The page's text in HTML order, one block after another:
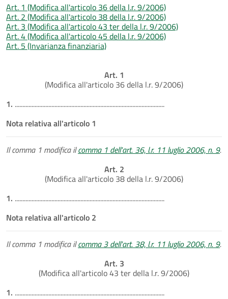
Art. 1 (Modifica all'articolo 36 della l.r. 9/2006)
Art. 2 (Modifica all'articolo 38 della l.r. 9/2006)
Art. 3 (Modifica all'articolo 43 ter della l.r. 9/2006)
Art. 4 (Modifica all'articolo 45 della l.r. 9/2006)
Art. 5 (Invarianza finanziaria)
Art. 1
(Modifica all'articolo 36 della l.r. 9/2006)
1. ..................................................................................................
Nota relativa all'articolo 1
Il comma 1 modifica ilcomma 1 dell'art. 36, l.r. 11 luglio 2006, n. 9.
Art. 2
(Modifica all'articolo 38 della l.r. 9/2006)
1. ..................................................................................................
Nota relativa all'articolo 2
Il comma 1 modifica ilcomma 3 dell'art. 38, l.r. 11 luglio 2006, n. 9.
Art. 3
(Modifica all'articolo 43 ter della l.r. 9/2006)
1. ..................................................................................................